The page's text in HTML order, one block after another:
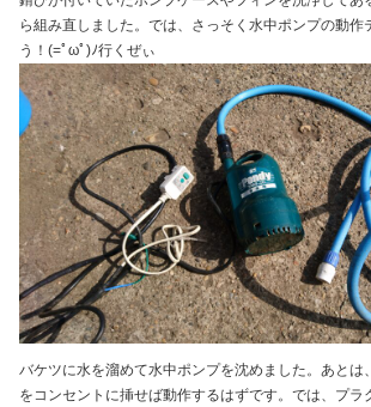
ら組み直しました。では、さっそく水中ポンプの動作
う！(=ﾟωﾟ)ﾉ行くぜぃ
バケツに水を溜めて水中ポンプを沈めました。あとは
をコンセントに挿せば動作するはずです。では、プラ